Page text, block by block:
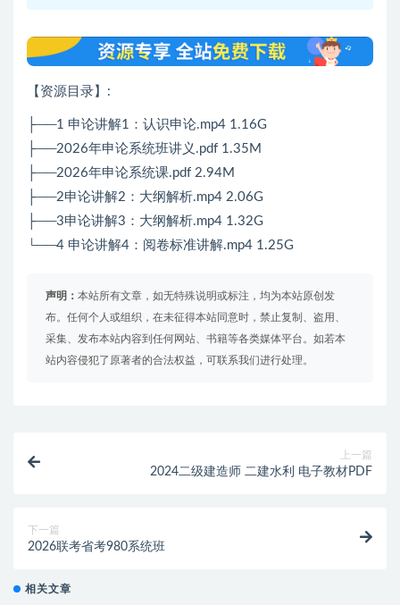
【资源目录】:
├──1 申论讲解1：认识申论.mp4 1.16G
├──2026年申论系统班讲义.pdf 1.35M
├──2026年申论系统课.pdf 2.94M
├──2申论讲解2：大纲解析.mp4 2.06G
├──3申论讲解3：大纲解析.mp4 1.32G
└──4 申论讲解4：阅卷标准讲解.mp4 1.25G
声明： 本站所有文章，如无特殊说明或标注，均为本站原创发
布。任何个人或组织，在未征得本站同意时，禁止复制、盗用、
采集、发布本站内容到任何网站、书籍等各类媒体平台。如若本
站内容侵犯了原著者的合法权益，可联系我们进行处理。
上一篇
2024二级建造师 二建水利 电子教材PDF
下一篇
2026联考省考980系统班
相关文章